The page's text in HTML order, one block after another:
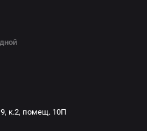
к.2, помещ. 10П